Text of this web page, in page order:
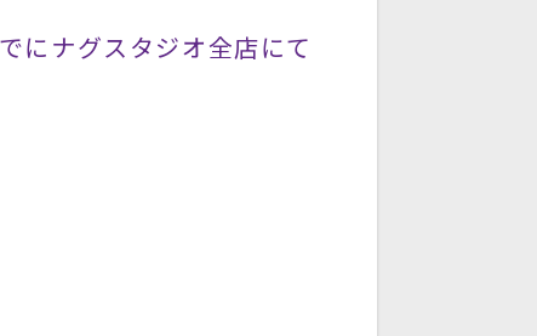
にナグスタジオ全店にて